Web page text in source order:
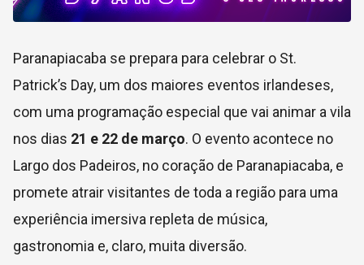
Paranapiacaba se prepara para celebrar o St.
Patrick’s Day, um dos maiores eventos irlandeses,
com uma programação especial que vai animar a vila
nos dias 21 e 22 de março. O evento acontece no
Largo dos Padeiros, no coração de Paranapiacaba, e
promete atrair visitantes de toda a região para uma
experiência imersiva repleta de música,
gastronomia e, claro, muita diversão.